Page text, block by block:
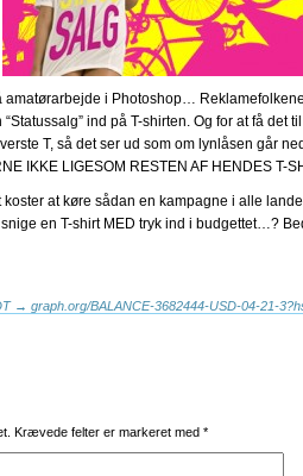
amatørarbejde i Photoshop…
ind på T-shirten. Og for at få det
T, så det ser ud som om lynlåsen går
IKKE LIGESOM RESTEN AF HENDES T-
at køre sådan en kampagne i alle
en T-shirt MED tryk ind i budgettet…?
→ graph.org/BALANCE-3682444-USD-04-21-
Krævede felter er markeret med *